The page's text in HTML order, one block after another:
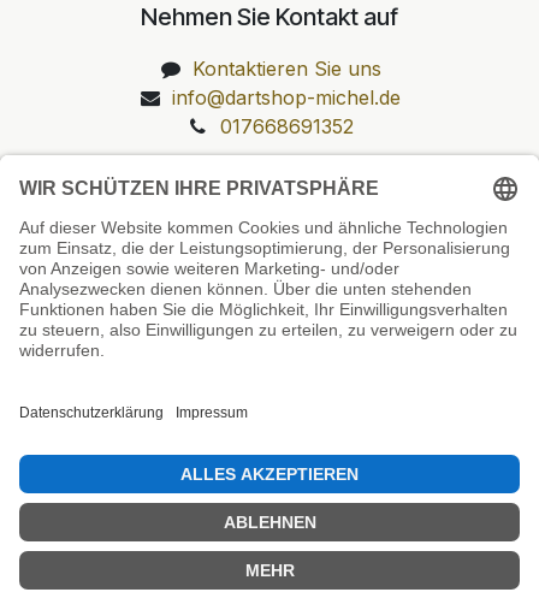
Nehmen Sie Kontakt auf
Kontaktieren Sie uns
info@dartshop-michel.de
017668691352
Unsere Prüfsiegel